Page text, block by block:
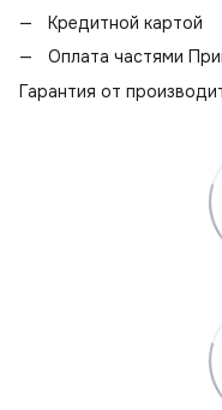
Кредитной картой
Оплата частями
Гарантия от